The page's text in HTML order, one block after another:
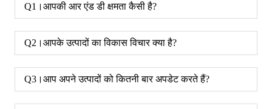
Q1।आपकी आर एंड डी क्षमता कैसी है?
Q2।आपके उत्पादों का विकास विचार क्या है?
Q3।आप अपने उत्पादों को कितनी बार अपडेट करते हैं?